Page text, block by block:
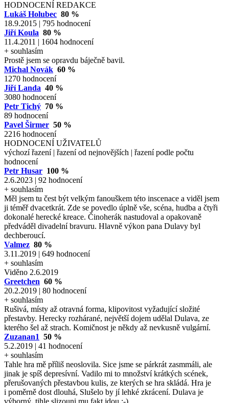
HODNOCENÍ REDAKCE
Lukáš Holubec 80 %
18.9.2015 | 795 hodnocení
Jiří Koula 80 %
11.4.2011 | 1604 hodnocení
+ souhlasím
Prostě jsem se opravdu báječně bavil.
Michal Novák 60 %
1270 hodnocení
Jiří Landa 40 %
3080 hodnocení
Petr Tichý 70 %
89 hodnocení
Pavel Širmer 50 %
2216 hodnocení
HODNOCENÍ UŽIVATELŮ
výchozí řazení| řazení od nejnovějších | řazení podle počtu
hodnocení
Petr Husar 100 %
2.6.2023 | 92 hodnocení
+ souhlasím
Měl jsem tu čest být velkým fanouškem této inscenace a viděl jsem
ji téměř dvacetkrát. Zde se povedlo úplně vše, scéna, hudba a čtyři
dokonalé herecké kreace. Činoherák nastudoval a opakovaně
předváděl divadelní bravuru. Hlavně výkon pana Dulavy byl
dechberoucí.
Valmez 80 %
3.11.2019 | 649 hodnocení
+ souhlasím
Viděno 2.6.2019
Greetchen 60 %
20.2.2019 | 80 hodnocení
+ souhlasím
Rušivá, místy až otravná forma, klipovitost vyžadující složité
přestavby. Herecky rozhárané, největší dojem udělal Dulava, ze
kterého šel až strach. Komičnost je někdy až nevkusně vulgární.
Zuzanan1 50 %
5.2.2019 | 41 hodnocení
+ souhlasím
Tahle hra mě příliš neoslovila. Sice jsme se párkrát zasmmáli, ale
jinak je spíš depresívní. Vadilo mi to množství krátkých scének,
přerušovaných přestavbou kulis, ze kterých se hra skládá. Hra je
i poměrně dost dlouhá, Slušelo by jí lehké zkrácení. Dulava je